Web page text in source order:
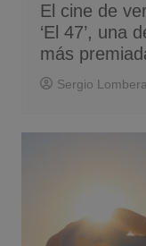
El cine de
‘El 47’, una
más
Sergio